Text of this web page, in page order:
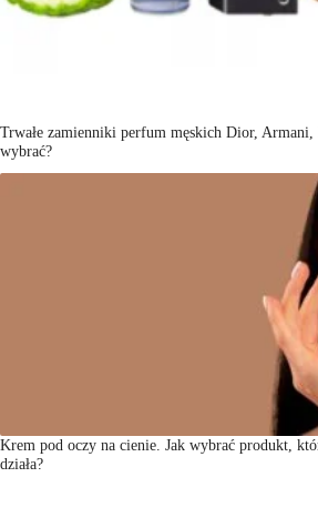
Trwałe zamienniki perfum męskich Dior, Armani,
wybrać?
Krem pod oczy na cienie. Jak wybrać produkt,
działa?